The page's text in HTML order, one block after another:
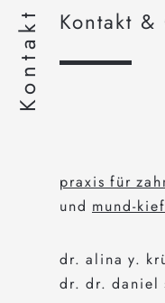
Kontakt Kontakt
praxis für
und mund-
dr. alina y.
dr. dr. daniel